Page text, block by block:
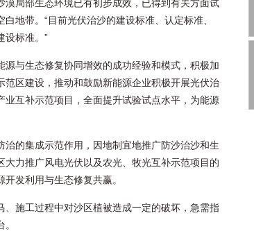
局部生态环境已有初步成效，已得到有关方面试
地带。“目前光伏治沙的建设标准、认定标准、
设标准。”
与生态修复协同增效的成功经验和模式，积极加
区建设，推动和鼓励新能源企业积极开展光伏治
互补示范项目，全面提升试验试点水平，为能源
的集成示范作用，因地制宜地推广防沙治沙和生
力推广风电光伏以及农光、牧光互补示范项目的
发利用与生态修复共赢。
施工过程中对沙区植被造成一定的破坏，急需指